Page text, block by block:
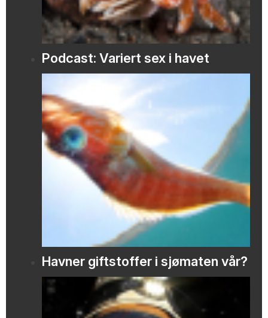
Podcast: Variert sex i havet
Havner giftstoffer i sjømaten vår?